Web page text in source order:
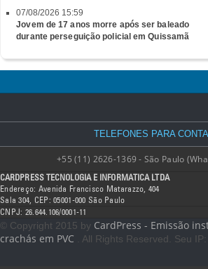
07/08/2026 15:59
Jovem de 17 anos morre após ser baleado
durante perseguição policial em Quissamã
TELEFONES PARA
+55 (11) 2626-1369 - São Paulo
CARDPRESS TECNOLOGIA E INFORMATICA LTDA
Endereço: Avenida Francisco Matarazzo, 404
Sala 304, CEP: 05001-000 São Paulo
CNPJ: 26.644.106/0001-11
© Copyright 2015 by CardPress - Emissão
crachás em PVC . All Rights Reserved. Seu